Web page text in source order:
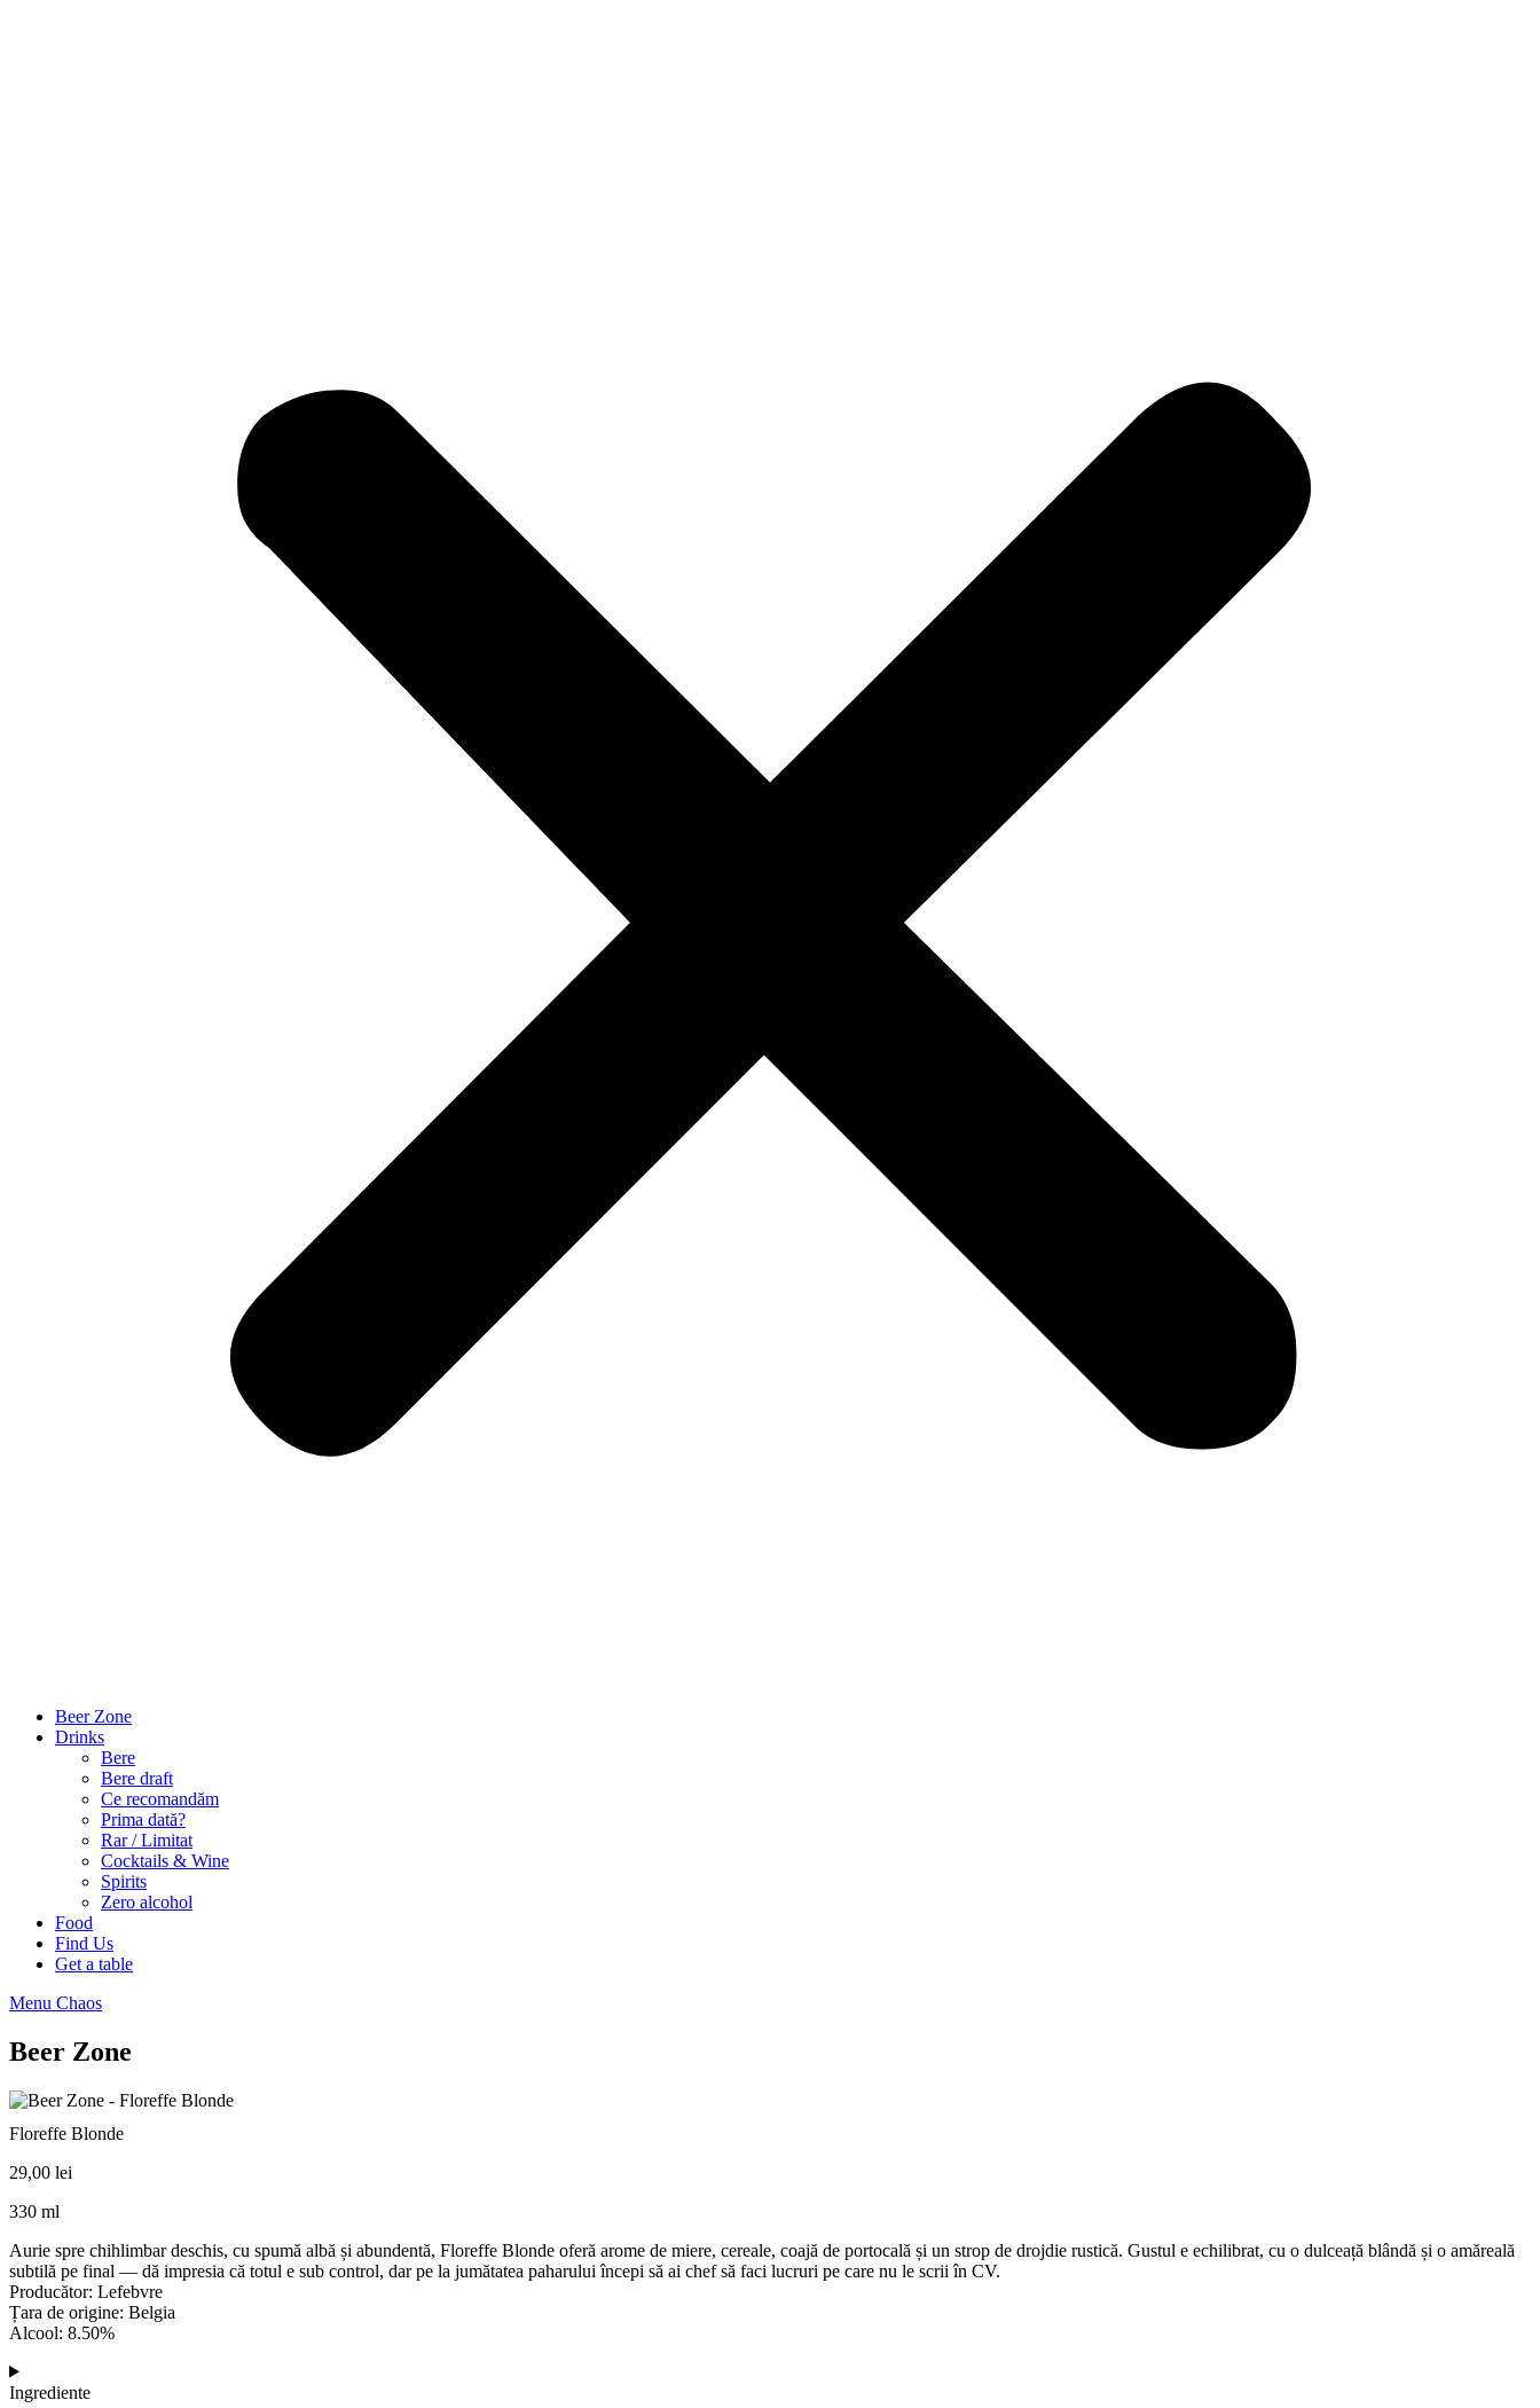
Beer Zone
Drinks
Bere
Bere draft
Ce recomandăm
Prima dată?
Rar / Limitat
Cocktails & Wine
Spirits
Zero alcohol
Food
Find Us
Get a table
Menu Chaos
Beer Zone
Floreffe Blonde
29,00 lei
330 ml
Aurie spre chihlimbar deschis, cu spumă albă și abundentă, Floreffe Blonde oferă arome de miere, cereale, coajă de portocală și un strop de drojdie rustică. Gustul e echilibrat, cu o dulceață blândă și o amăreală
subtilă pe final — dă impresia că totul e sub control, dar pe la jumătatea paharului începi să ai chef să faci lucruri pe care nu le scrii în CV.
Producător: Lefebvre
Țara de origine: Belgia
Alcool: 8.50%
Ingrediente